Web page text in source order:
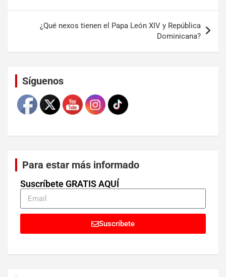
¿Qué nexos tienen el Papa León XIV y República
Dominicana?
Síguenos
Para estar más informado
Suscríbete GRATIS AQUÍ
Suscríbete